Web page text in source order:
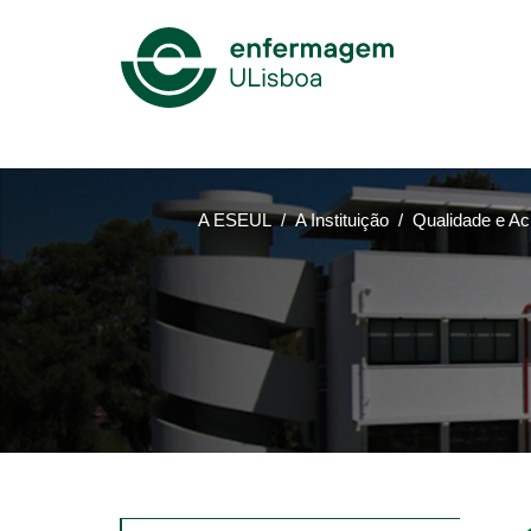
Mega
Menu
A ESEUL A Instituição Qualidade e